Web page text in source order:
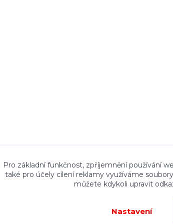
vizualizace a textový obsah
písemného souhlasu
Pro základní funkčnost, zpříjemnění používání
také pro účely cílení reklamy využíváme
můžete kdykoli upravit
Nastavení